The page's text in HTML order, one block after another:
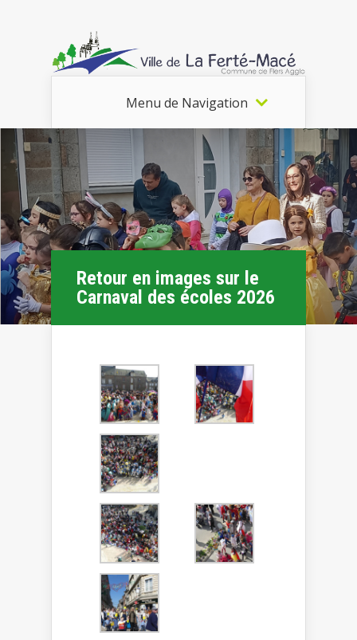
Menu de Navigation
Retour en images sur le
Carnaval des écoles 2026